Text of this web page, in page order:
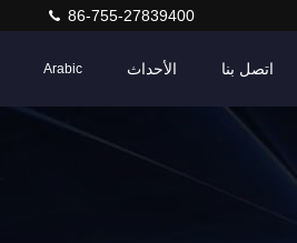
86-755-27839400
اتصل بنا الأحداث Arabic